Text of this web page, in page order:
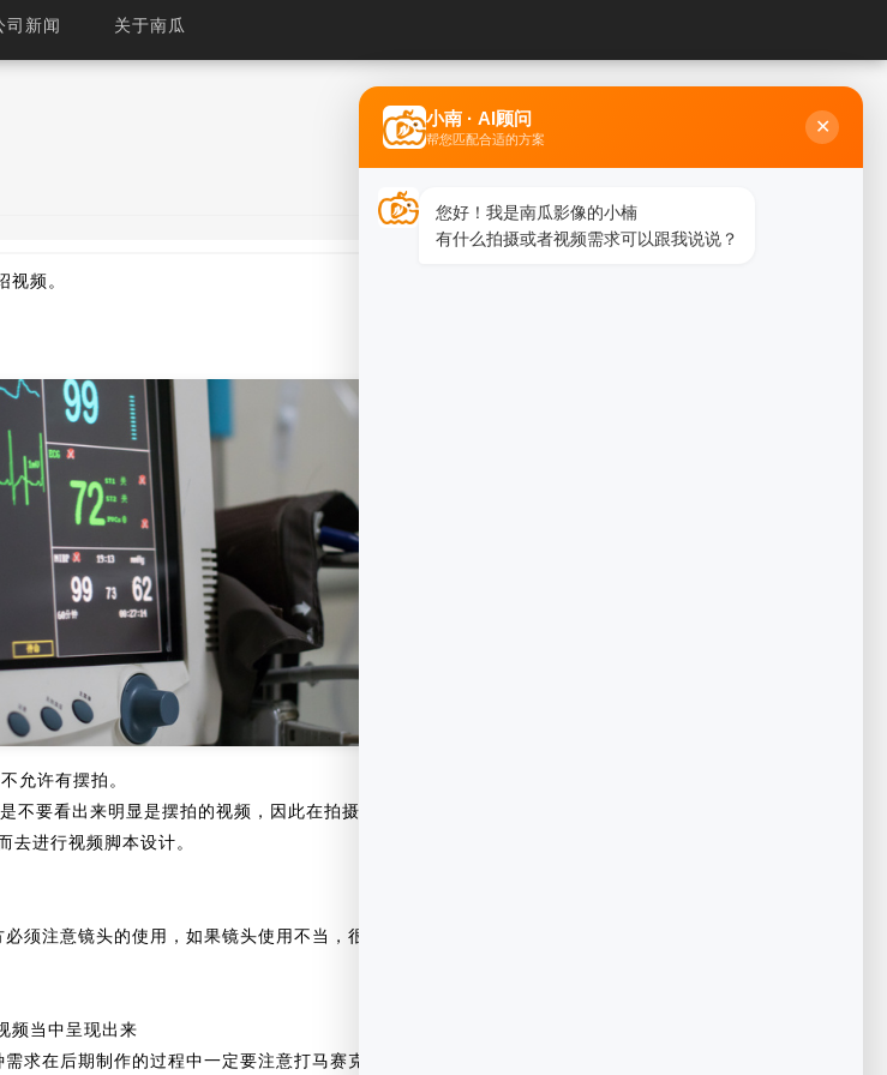
- 南瓜影像
司新闻 关于南瓜
视频。
允许有摆拍。
看出来明显是摆拍的视频，因此在拍摄的时候无论是前期脚本设计还是后期拍摄的时
去进行视频脚本设计。
注意镜头的使用，如果镜头使用不当，很容易虚焦，无法把关键的操作以及操作界面反
频当中呈现出来
在后期制作的过程中一定要注意打马赛克或者模糊处理。
小南 · AI顾问
帮您匹配合适的方案
✕
您好！我是南瓜影像的小楠
有什么拍摄或者视频需求可以跟我说说？